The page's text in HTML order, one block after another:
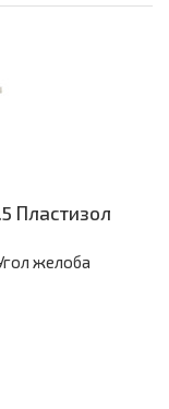
Пластизол
желоба